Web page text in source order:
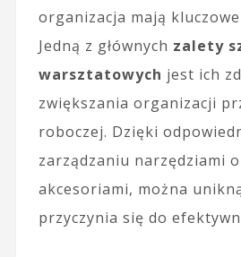
organizacja mają
Jedną z głównych zalety
warsztatowych jest ich
zwiększania organizacji
roboczej. Dzięki
zarządzaniu narzędziami
akcesoriami, można
przyczynia się do